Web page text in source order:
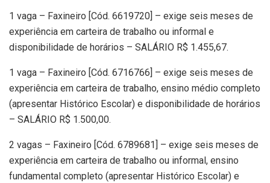
1 vaga – Faxineiro [Cód. 6619720] – exige seis meses de
experiência em carteira de trabalho ou informal e
disponibilidade de horários – SALÁRIO R$ 1.455,67.
1 vaga – Faxineiro [Cód. 6716766] – exige seis meses de
experiência em carteira de trabalho, ensino médio completo
(apresentar Histórico Escolar) e disponibilidade de horários
– SALÁRIO R$ 1.500,00.
2 vagas – Faxineiro [Cód. 6789681] – exige seis meses de
experiência em carteira de trabalho ou informal, ensino
fundamental completo (apresentar Histórico Escolar) e